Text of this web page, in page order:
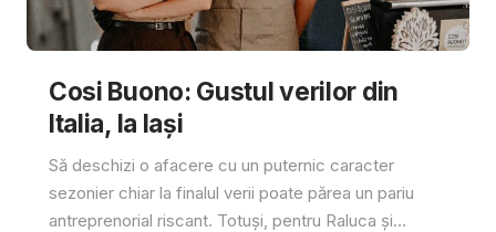
Cosi Buono: Gustul verilor din
Italia, la Iași
Să deschizi o afacere cu un puternic caracter
sezonier chiar la finalul verii poate părea un pariu
antreprenorial riscant. Totuși, pentru Raluca și...